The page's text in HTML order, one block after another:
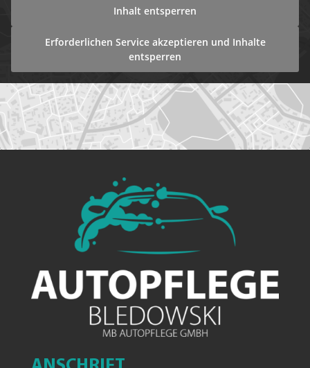
Inhalt entsperren
Erforderlichen Service akzeptieren und Inhalte
entsperren